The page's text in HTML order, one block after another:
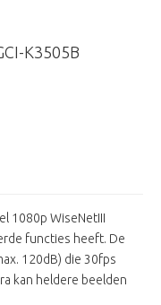
K3505B
1080p WiseNetIII
functies heeft. De
120dB) die 30fps
kan heldere beelden